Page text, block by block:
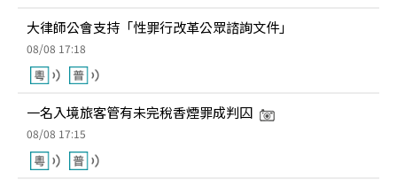
大律師公會支持「性罪行改革公眾諮詢文件」
08/08 17:18
一名入境旅客管有未完稅香煙罪成判囚
08/08 17:15